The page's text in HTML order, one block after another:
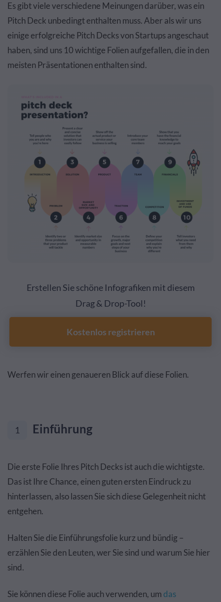
Es gibt viele verschiedene Meinungen darüber, was ein
Pitch Deck unbedingt enthalten muss. Aber als wir uns
einige erfolgreiche Pitch Decks von Startups angeschaut
haben, sind uns 10 wichtige Folien aufgefallen, die in den
meisten Präsentationen enthalten sind.
Erstellen Sie schöne Infografiken mit diesem
Drag & Drop-Tool!
Kostenlos registrieren
Werfen wir einen genaueren Blick auf diese Folien.
1 Einführung
Die erste Folie Ihres Pitch Decks ist auch die wichtigste.
Das ist Ihre Chance, einen guten ersten Eindruck zu
hinterlassen, also lassen Sie sich diese Gelegenheit nicht
entgehen.
Halten Sie die Einführungsfolie kurz und bündig –
erzählen Sie den Leuten, wer Sie sind und warum Sie hier
sind.
Sie können diese Folie auch verwenden, umdas